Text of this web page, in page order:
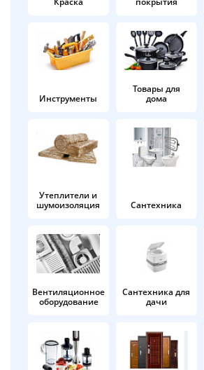
Инструменты
Товары для
дома
Утеплители и
шумоизоляция
Сантехника
Вентиляционное
оборудование
Сантехника для
дачи
в корзину
Оплачивайте сегодня только
25% картой любого банка
Получайте товар
выбранный способом
Оставшиеся
% будут
по25%каждые 2 недели
Подробнее
об оплате Плайтом